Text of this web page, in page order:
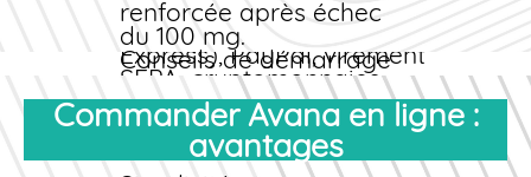
Carte bancaire (Visa,
Mastercard, American
Express), PayPal, virement
SEPA, cryptomonnaies
(Bitcoin, Ethereum) : nous
acceptons tous les
moyens de paiement
renforcée après échec
du 100 mg.
Conseils de démarrage
Il est généralement
conseillé de
commencer par 100
mg, puis d'ajuster en
Commander Avana en ligne :
avantages